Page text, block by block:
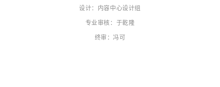
设计：内容中心设计组
专业审核：于乾隆
终审：冯可